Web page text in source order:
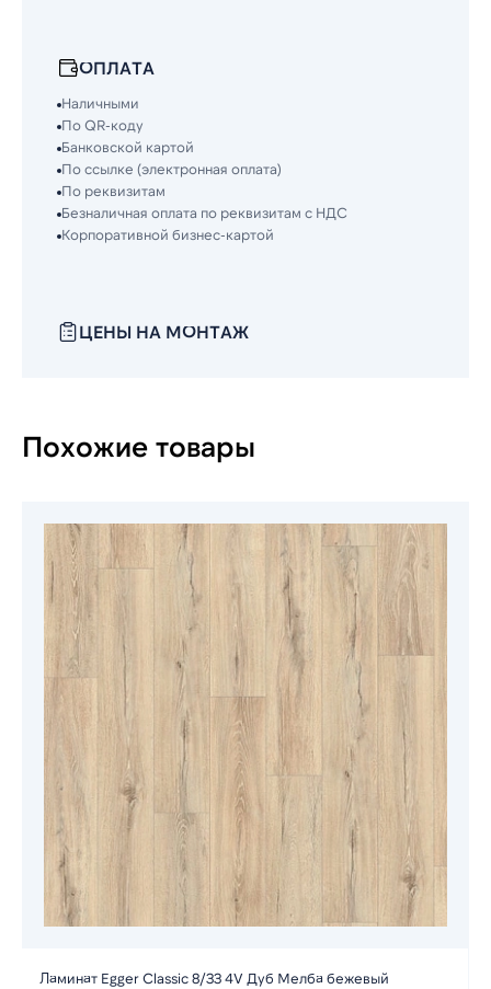
ОПЛАТА
Наличными
По QR-коду
Банковской картой
По ссылке (электронная оплата)
По реквизитам
Безналичная оплата по реквизитам с НДС
Корпоративной бизнес-картой
ЦЕНЫ НА МОНТАЖ
Похожие товары
Ламинат Egger Classic 8/33 4V Дуб Мелба бежевый